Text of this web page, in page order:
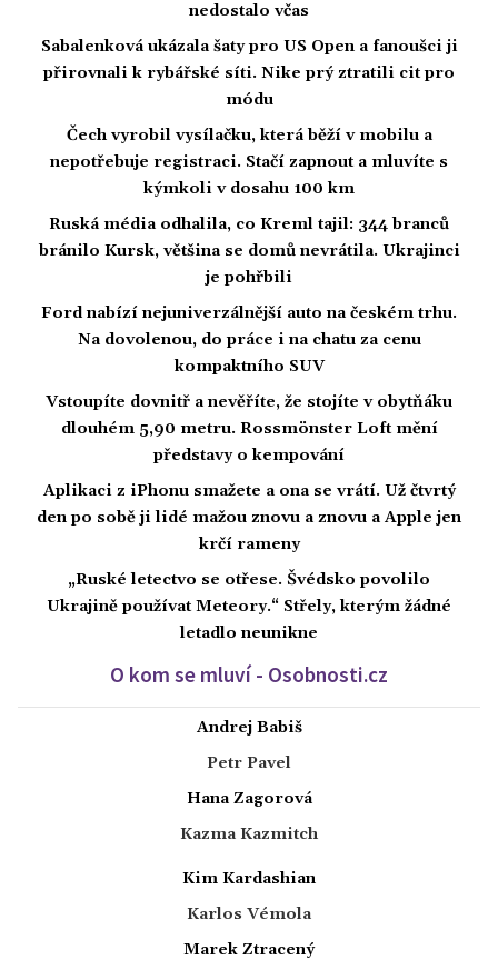
nedostalo včas
Sabalenková ukázala šaty pro US Open a fanoušci ji
přirovnali k rybářské síti. Nike prý ztratili cit pro
módu
Čech vyrobil vysílačku, která běží v mobilu a
nepotřebuje registraci. Stačí zapnout a mluvíte s
kýmkoli v dosahu 100 km
Ruská média odhalila, co Kreml tajil: 344 branců
bránilo Kursk, většina se domů nevrátila. Ukrajinci
je pohřbili
Ford nabízí nejuniverzálnější auto na českém trhu.
Na dovolenou, do práce i na chatu za cenu
kompaktního SUV
Vstoupíte dovnitř a nevěříte, že stojíte v obytňáku
dlouhém 5,90 metru. Rossmönster Loft mění
představy o kempování
Aplikaci z iPhonu smažete a ona se vrátí. Už čtvrtý
den po sobě ji lidé mažou znovu a znovu a Apple jen
krčí rameny
„Ruské letectvo se otřese. Švédsko povolilo
Ukrajině používat Meteory.“ Střely, kterým žádné
letadlo neunikne
O kom se mluví - Osobnosti.cz
Andrej Babiš
Petr Pavel
Hana Zagorová
Kazma Kazmitch
Kim Kardashian
Karlos Vémola
Marek Ztracený